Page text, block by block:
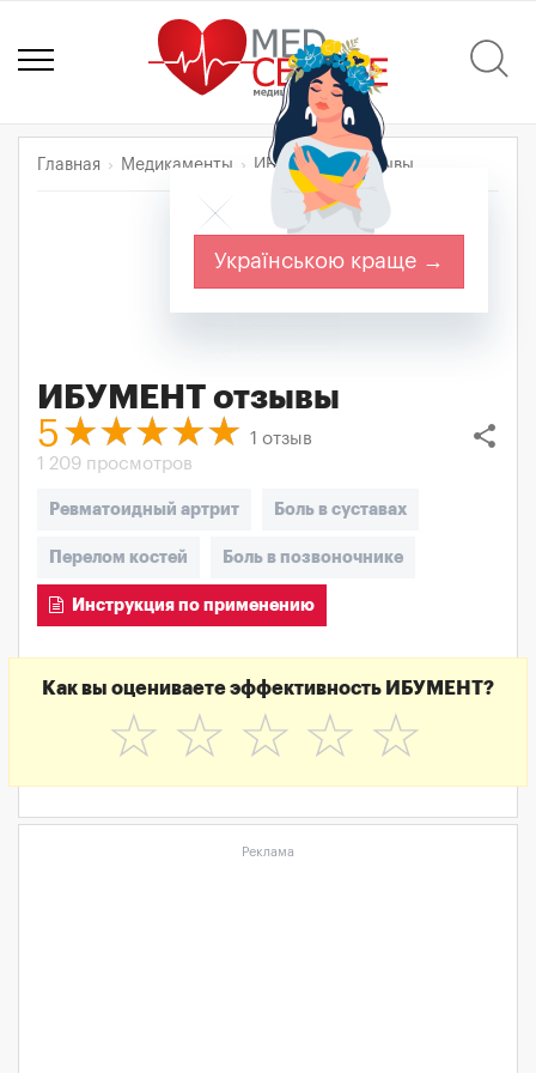
Главная Медикаменты ИБУМЕНТ Отзывы
ИБУМЕНТ отзывы
share
5 1 отзыв
1 209 просмотров
Ревматоидный артрит Боль в суставах
Перелом костей Боль в позвоночнике
Инструкция по применению
Как вы оцениваете эффективность ИБУМЕНТ?
☆
☆
☆
☆
☆
Реклама
Українською краще →